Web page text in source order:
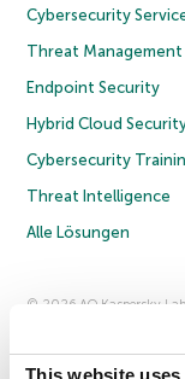
Cybersecurity
Threat Management
Endpoint Security
Hybrid Cloud
Cybersecurity
Threat Intelligence
Alle Lösungen
© 2026 AO Kaspersky
Anmeldung zum